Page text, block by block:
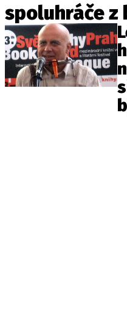
Pošlete e-
spoluhráče z